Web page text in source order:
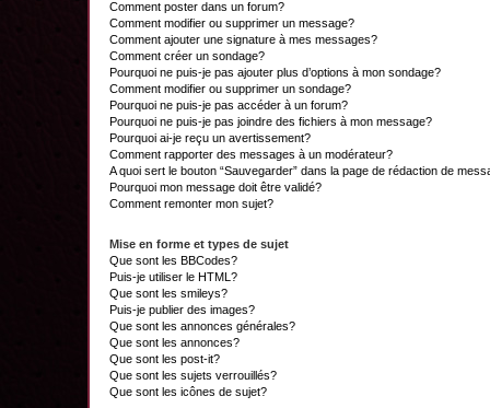
Comment poster dans un forum?
Comment modifier ou supprimer un message?
Comment ajouter une signature à mes messages?
Comment créer un sondage?
Pourquoi ne puis-je pas ajouter plus d’options à mon sondage?
Comment modifier ou supprimer un sondage?
Pourquoi ne puis-je pas accéder à un forum?
Pourquoi ne puis-je pas joindre des fichiers à mon message?
Pourquoi ai-je reçu un avertissement?
Comment rapporter des messages à un modérateur?
A quoi sert le bouton “Sauvegarder” dans la page de rédaction de
Pourquoi mon message doit être validé?
Comment remonter mon sujet?
Mise en forme et types de sujet
Que sont les BBCodes?
Puis-je utiliser le HTML?
Que sont les smileys?
Puis-je publier des images?
Que sont les annonces générales?
Que sont les annonces?
Que sont les post-it?
Que sont les sujets verrouillés?
Que sont les icônes de sujet?